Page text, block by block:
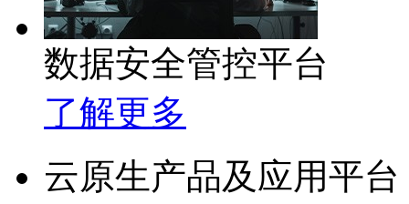
数据安全管控平台
了解更多
云原生产品及应用平台